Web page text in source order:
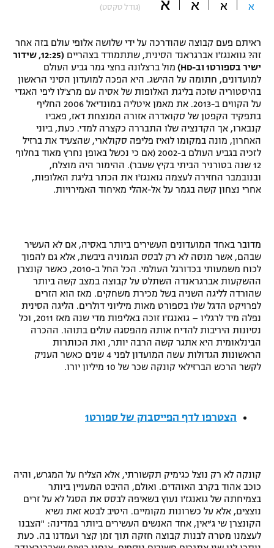
משתתפים וזוכים בפרסים
תקנון משתתפים וזוכים בפרסים
תקנון עבור פעילות אלקטרה
תקנון עבור פעילות ספורט 1 – "מרלן"
טניס
גיימינג E-Sports
תנאי שימוש
תקנון פעילות ספורט 1
רשיון להקרנה פומבית לבית עסק
הצטרפות לחבילת הערוצים
לוח דרושים – ג'ובנט
ספורט מוטורי
כדורמים
פוטבול אמריקאי NFL
בייסבול MLB
ספורט אתגרי ואקסטרים
א א א א (גודל טקסט)
ראיתם פעם קבוצה שהודרכה על ידי שלושה אלופי עולם בזה אחר
זה? גוואנגז'ו אברגראנד הסינית, שתתמודד בצהריים
(12:25, שידור
ישיר בספורט1 וב-HD)
מול ברצלונה בחצי גמר גביע העולם
למועדונים, חתומה על ההישג. היא הפכה למועדון הסיני הראשון
בהיסטוריה שזכה בליגת האלופות של אסיה עם מרצ'לו ליפי האגדי
על הקווים ב-2013. את מאמן איטליה במונדיאל 2006 החליף
בתפקיד הקפטן של סקואדרה אזורה המנצחת דאז, פאביו
קנבארו, אך הקדנציה שלו התבררה כקצרה למדי. כעת, ביוני
האחרון, מונה במקומו לואיז פליפה סקולארי, שהצעיד את ברזיל
לזכיה בגביע העולם ב-2002 (אם כי נכשל באופן נחרץ מאוד בחלוף
12 שנה בטורניר הביתי בקיץ שעבר). ההימור היה מוצלח,
ובנובמבר החזירה לעצמה גואנגז'ו את הכתר בליגת האלופות,
אחרי נצחון קשה בגמר על אל-אהלי מאיחוד האמירויות.
מדובר באחד המועדונים העשירים ביותר באסיה, אם לא העשיר
שבהם, אשר מנסה לא רק לבסס הגמוניה ביבשת, אלא גם להפוך
לכוח משמעותי בכדורגל העולמי. הכל החל ב-2010, כאשר קונצרן
ההשקעות אברגראנדה השתלט על קבוצה במצב קשה ביותר
שהורדה לליגה השניה בשל מכירת משחקים. מאז הוא הזרים
לפרויקט הדגל שלו בספורט מאות מיליוני דולרים. הליגה הסינית
נפלה מיד לרגליו – גואנגז'ו זוכה באליפות מדי שנה מאז 2011, וכל
נסיונות היריבות להדיח אותה מהפסגה עולים בתוהו. ההכרה
הבינלאומית היא אתגר קשה הרבה יותר, ואת הכותרות
הראשונות הגדולות עשה המועדון לפני 4 שנים כאשר העניק
לקשר הרכש הברזילאי קונקה שכר של 10 מיליון יורו.
הצטרפו לדף הפייסבוק של ספורט1
קונקה לא רק נוצל כגימיק תקשורתי, אלא הצליח על המגרש, והיה
כוכב אהוד בקרב האוהדים. ואולם, ההיבט המעניין ביותר
בצמיחתה של גואנגז'ו נעוץ בשאיפה לבסס את הסגל לא על זרים
נוצצים, אלא על כשרונות מקומיים. היטיב לבטא זאת נשיא
הקונצרן שי ג'יאין, אחד האנשים העשירים ביותר במדינה: "הצבנו
לעצמנו מטרה לבנות קבוצה חזקה תוך זמן קצר ועמדנו בה. כעת